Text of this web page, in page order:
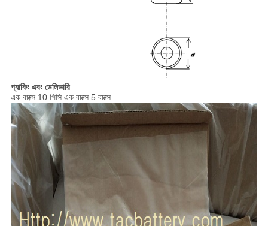
প্যাকিং এবং ডেলিভারি
এক বাক্সে 10 পিসি এক বাক্সে 5 বাক্সে